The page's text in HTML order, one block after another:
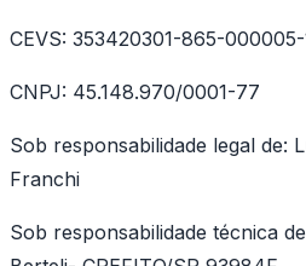
CEVS: 353420301-865-
CNPJ: 45.148.970/0001-77
Sob responsabilidade legal de:
Franchi
Sob responsabilidade técnica